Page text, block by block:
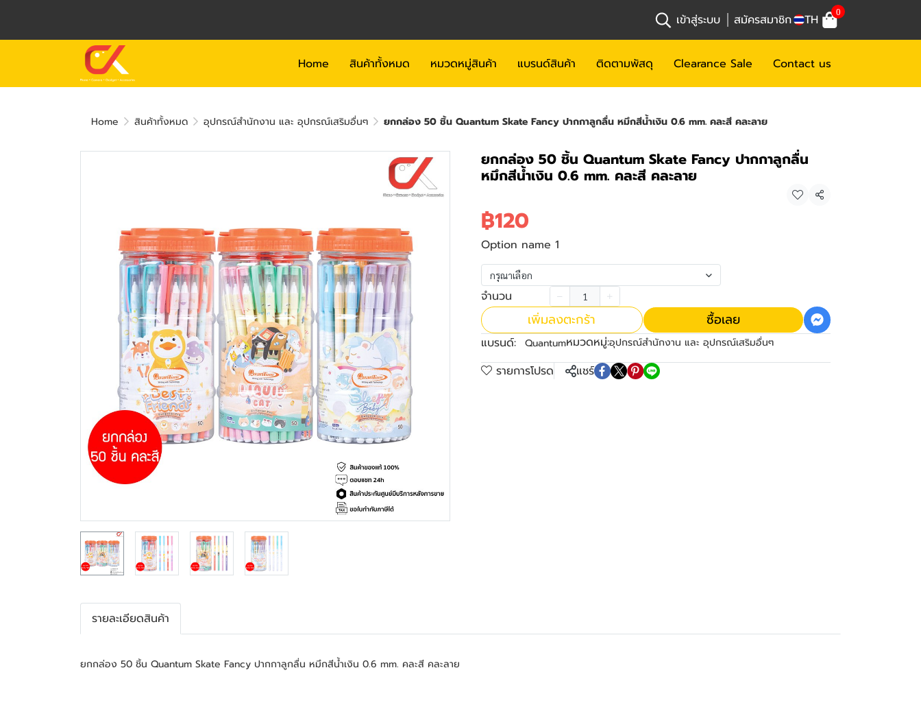
เข้าสู่ระบบ สมัครสมาชิก TH 0
Home สินค้าทั้งหมด หมวดหมู่สินค้า แบรนด์สินค้า ติดตามพัสดุ Clearance Sale Contact us
Home สินค้าทั้งหมด อุปกรณ์สำนักงาน และ อุปกรณ์เสริมอื่นๆ ยกกล่อง 50 ชิ้น Quantum Skate Fancy ปากกาลูกลื่น หมึกสีน้ำเงิน 0.6 mm. คละสี คละลาย
ยกกล่อง 50 ชิ้น Quantum Skate Fancy ปากกาลูกลื่น
หมึกสีน้ำเงิน 0.6 mm. คละสี คละลาย
แชร์
฿120
Option name 1
กรุณาเลือก
จำนวน
เพิ่มลงตะกร้า ซื้อเลย
แบรนด์: Quantumหมวดหมู่:อุปกรณ์สำนักงาน และ อุปกรณ์เสริมอื่นๆ
รายการโปรด แชร์
รายละเอียดสินค้า
ยกกล่อง 50 ชิ้น Quantum Skate Fancy ปากกาลูกลื่น หมึกสีน้ำเงิน 0.6 mm. คละสี คละลาย